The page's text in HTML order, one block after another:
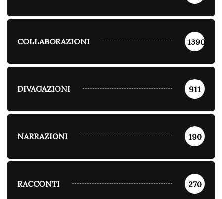
COLLABORAZIONI 1390
DIVAGAZIONI 911
NARRAZIONI 190
RACCONTI 270